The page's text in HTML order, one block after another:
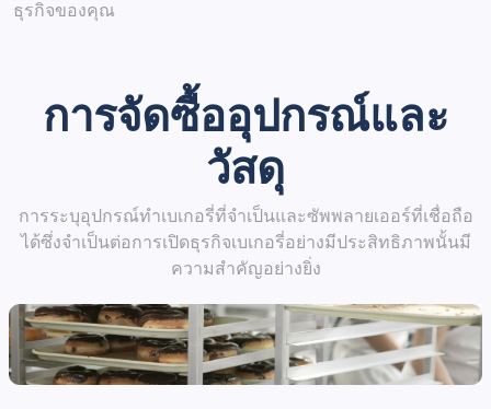
ธุรกิจของคุณ
การจัดซื้ออุปกรณ์และ
วัสดุ
การระบุอุปกรณ์ทำเบเกอรี่ที่จำเป็นและซัพพลายเออร์ที่เชื่อถือ
ได้ซึ่งจำเป็นต่อการเปิดธุรกิจเบเกอรี่อย่างมีประสิทธิภาพนั้นมี
ความสำคัญอย่างยิ่ง